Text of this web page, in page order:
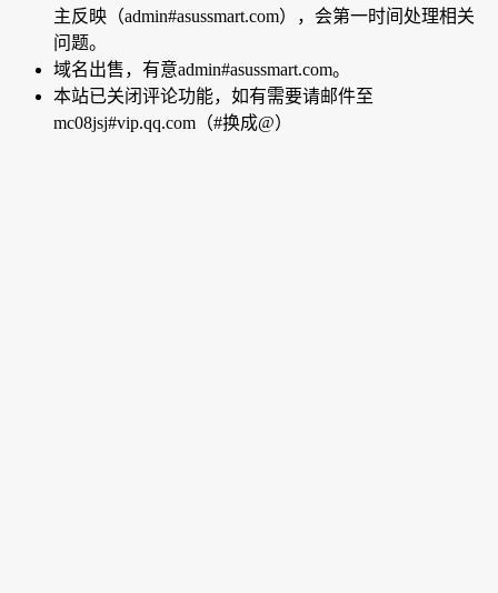
主反映（admin#asussmart.com），会第一时间处理相关
问题。
域名出售，有意admin#asussmart.com。
本站已关闭评论功能，如有需要请邮件至
mc08jsj#vip.qq.com（#换成@）